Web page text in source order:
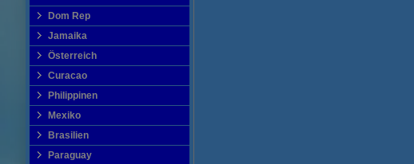
Dom Rep
Jamaika
Österreich
Curacao
Philippinen
Mexiko
Brasilien
Paraguay